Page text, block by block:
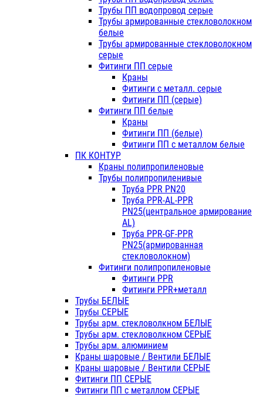
Трубы ПП водопровод серые
Трубы армированные стекловолокном
белые
Трубы армированные стекловолокном
серые
Фитинги ПП серые
Краны
Фитинги с металл. серые
Фитинги ПП (серые)
Фитинги ПП белые
Краны
Фитинги ПП (белые)
Фитинги ПП с металлом белые
ПК КОНТУР
Краны полипропиленовые
Трубы полипропиленивые
Труба PPR PN20
Труба PPR-AL-PPR
PN25(центральное армирование
AL)
Труба PPR-GF-PPR
PN25(армированная
стекловолокном)
Фитинги полипропиленовые
Фитинги PPR
Фитинги PPR+металл
Трубы БЕЛЫЕ
Трубы СЕРЫЕ
Трубы арм. стекловолкном БЕЛЫЕ
Трубы арм. стекловолкном СЕРЫЕ
Трубы арм. алюминием
Краны шаровые / Вентили БЕЛЫЕ
Краны шаровые / Вентили СЕРЫЕ
Фитинги ПП СЕРЫЕ
Фитинги ПП с металлом СЕРЫЕ